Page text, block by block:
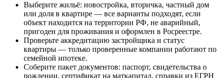
Выберите жильё: новостройка, вторичка, частный дом
или доля в квартире — все варианты подходят, если
объект находится на территории РФ, не аварийный,
пригоден для проживания и оформлен в Росреестре.
Проверьте аккредитацию застройщика и статус
квартиры — только проверенные компании работают по
семейной ипотеке.
Соберите пакет документов: паспорт, свидетельства о
рождении, сертификат на маткапитал, справки из ЕГРН